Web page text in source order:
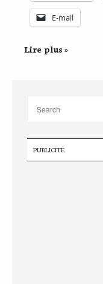
E-mail
Lire plus »
PUBLICITÉ